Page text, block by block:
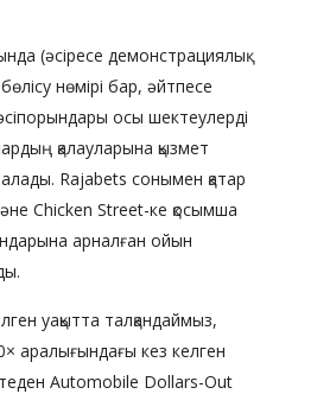
(әсіресе демонстрациялық
нөмірі бар, әйтпесе
осы шектеулерді
қалауларына қызмет
Rajabets сонымен қатар
Chicken Street-ке қосымша
арналған ойын
уақытта талқандаймыз,
аралығындағы кез келген
Automobile Dollars-Out